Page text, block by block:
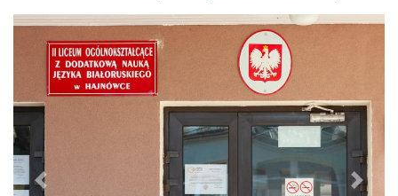
Poprzednie Dalej